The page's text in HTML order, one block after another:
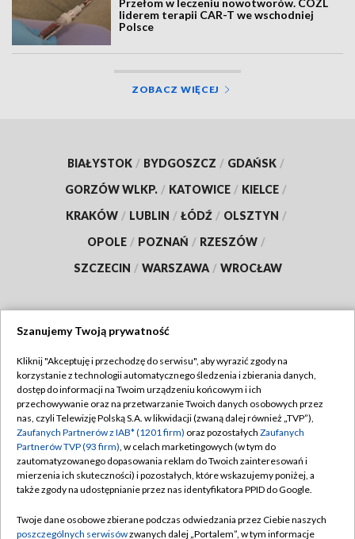
Przełom w leczeniu nowotworów. COZL
liderem terapii CAR-T we wschodniej
Polsce
ZOBACZ WIĘCEJ
BIAŁYSTOK / BYDGOSZCZ / GDAŃSK /
GORZÓW WLKP. / KATOWICE / KIELCE /
KRAKÓW / LUBLIN / ŁÓDŹ / OLSZTYN /
OPOLE / POZNAŃ / RZESZÓW /
SZCZECIN / WARSZAWA / WROCŁAW
TVP
Abonament TVP
Emisja w TVP
Centrum informacji TVP
Naziemna Telewizja Cyfrowa
Rada Programowa
Regulamin TVP
Polityka prywatności
Moje zgody
Pomoc
Kontakt
Szanujemy Twoją prywatność
Kliknij "Akceptuję i przechodzę do serwisu", aby wyrazić zgody na
korzystanie z technologii automatycznego śledzenia i zbierania danych,
dostęp do informacji na Twoim urządzeniu końcowym i ich
przechowywanie oraz na przetwarzanie Twoich danych osobowych przez
nas, czyli Telewizję Polską S.A. w likwidacji (zwaną dalej również „TVP”),
Zaufanych Partnerów z IAB* (1201 firm) oraz pozostałych Zaufanych
Partnerów TVP (93 firm), w celach marketingowych (w tym do
zautomatyzowanego dopasowania reklam do Twoich zainteresowań i
mierzenia ich skuteczności) i pozostałych, które wskazujemy poniżej, a
także zgody na udostępnianie przez nas identyfikatora PPID do Google.
Twoje dane osobowe zbierane podczas odwiedzania przez Ciebie naszych
poszczególnych serwisówzwanych dalej „Portalem”, w tym informacje